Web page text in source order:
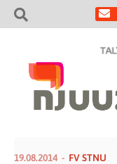
19.08.2014 FV STNU